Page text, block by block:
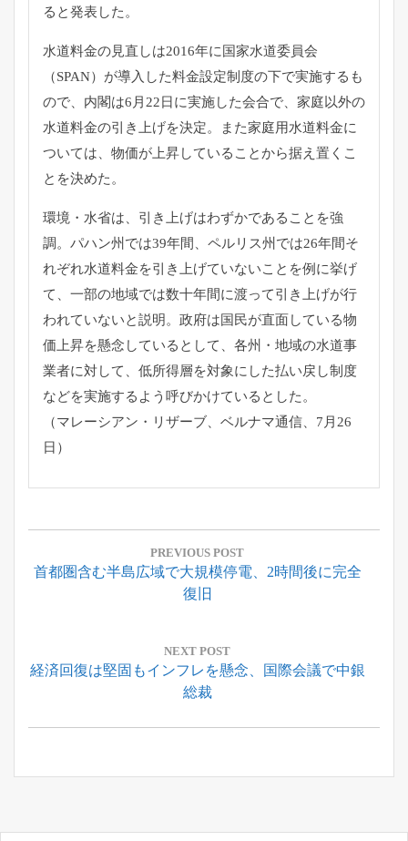
ると発表した。
水道料金の見直しは2016年に国家水道委員会
（SPAN） が導入した料金設定制度の下で実施するも
ので、 内閣は6月22日に実施した会合で、 家庭以外の
水道料金の引き上げを決定。
また家庭用水道料金に
ついては、 物価が上昇していることから据え置くこ
とを決めた。
環境・水省は、引き上げはわずかであることを強
調。 パハン州では39年間、 ペルリス州では26年間そ
れぞれ水道料金を引き上げていないこと を例に挙げ
て、 一部の地域では数十年間に渡って引き上げが行
われていないと説明。政府は国民が直面している物
価上昇を懸念しているとして、 各州・地域の水道事
業者に対して、 低所得層を対象にした払い戻し制度
などを実施するよう呼びかけているとした。
（マレーシアン・リザーブ、ベルナマ通信、7月26
日）
投
ナ
シ
ン
PREVIOUS POST
Previous
首都圏含む半島広域で大規模停電、2時間後に完全
復旧
NEXT POST
Next
経済回復は堅固もインフレを懸念、国際会議で中銀
総裁